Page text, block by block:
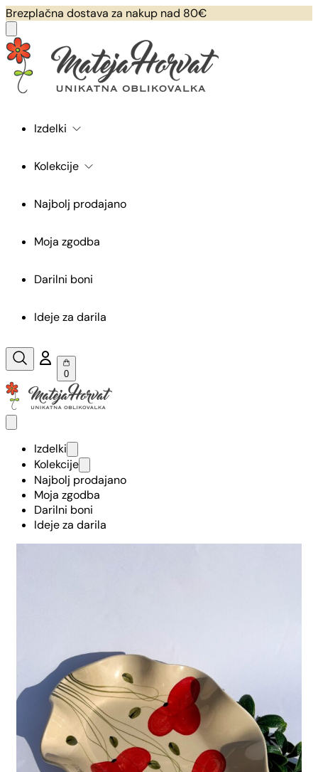
Brezplačna dostava za nakup nad 80€
Izdelki
Kolekcije
Najbolj prodajano
Moja zgodba
Darilni boni
Ideje za darila
0
Izdelki
Kolekcije
Najbolj prodajano
Moja zgodba
Darilni boni
Ideje za darila